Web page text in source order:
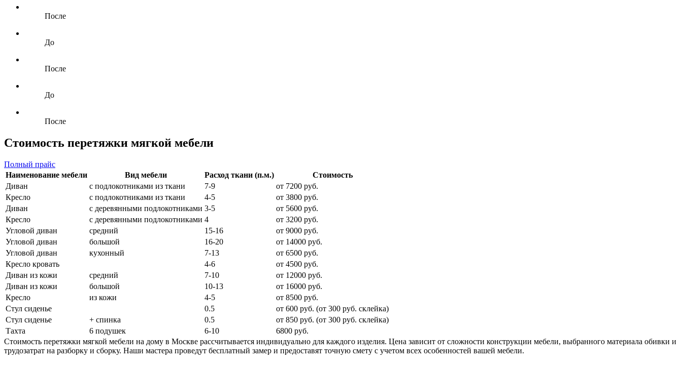
После
До
После
До
После
Стоимость перетяжки мягкой мебели
Полный прайс
Наименование мебели
Вид мебели Расход ткани (п.м.)
Стоимость
Диван
с подлокотниками из ткани 7-9
от 7200 руб.
Кресло
с подлокотниками из ткани 4-5
от 3800 руб.
Диван
с деревянными подлокотниками 3-5
от 5600 руб.
Кресло
с деревянными подлокотниками 4
от 3200 руб.
Угловой диван
средний 15-16
от 9000 руб.
Угловой диван
большой 16-20
от 14000 руб.
Угловой диван
кухонный 7-13
от 6500 руб.
Кресло кровать
4-6
от 4500 руб.
Диван из кожи
средний 7-10
от 12000 руб.
Диван из кожи
большой 10-13
от 16000 руб.
Кресло
из кожи 4-5
от 8500 руб.
Стул сиденье
0.5
от 600 руб. (от 300 руб. cклейка)
Стул сиденье
+ спинка 0.5
от 850 руб. (от 300 руб. склейка)
Тахта
6 подушек 6-10
6800 руб.
Стоимость перетяжки мягкой мебели на дому в Москве рассчитывается индивидуально для каждого изделия. Цена зависит от сложности конструкции мебели, выбранного материала обивки и
трудозатрат на разборку и сборку. Наши мастера проведут бесплатный замер и предоставят точную смету с учетом всех особенностей вашей мебели.